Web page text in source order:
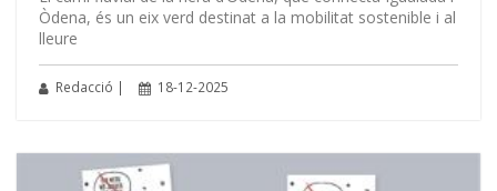
Òdena, és un eix verd destinat a la mobilitat sostenible i al
lleure
Redacció | 18-12-2025